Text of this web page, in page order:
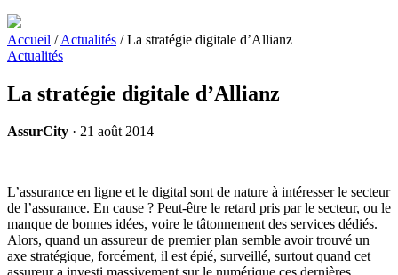
Accueil /Actualités /La stratégie digitale d’Allianz
Actualités
La stratégie digitale d’Allianz
AssurCity · 21 août 2014
L’assurance en ligne et le digital sont de nature à intéresser le secteur
de l’assurance. En cause ? Peut-être le retard pris par le secteur, ou le
manque de bonnes idées, voire le tâtonnement des services dédiés.
Alors, quand un assureur de premier plan semble avoir trouvé un
axe stratégique, forcément, il est épié, surveillé, surtout quand cet
assureur a investi massivement sur le numérique ces dernières